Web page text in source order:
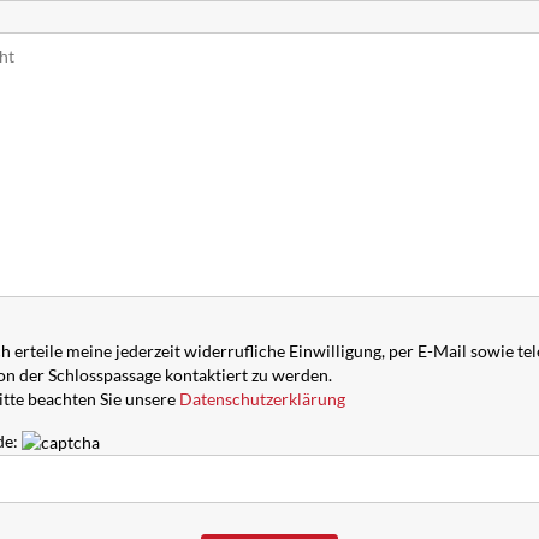
erteile meine jederzeit widerrufliche Einwilligung, per E-Mail sowie
der Schlosspassage kontaktiert zu werden.
beachten Sie unsere Datenschutzerklärung